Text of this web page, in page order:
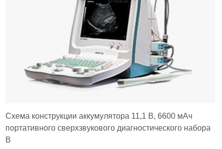
Схема конструкции аккумулятора 11,1 В, 6600 мАч
портативного сверхзвукового диагностического набора
B